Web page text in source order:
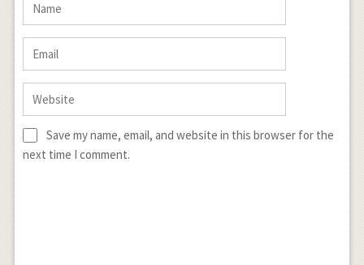
Save my name, email, and website in this browser for the
next time I comment.